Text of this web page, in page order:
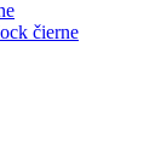
čierne